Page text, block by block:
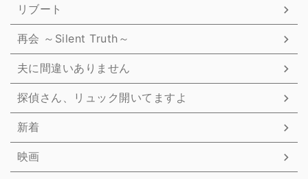
リブート
再会 ～Silent Truth～
夫に間違いありません
探偵さん、リュック開いてますよ
新着
映画